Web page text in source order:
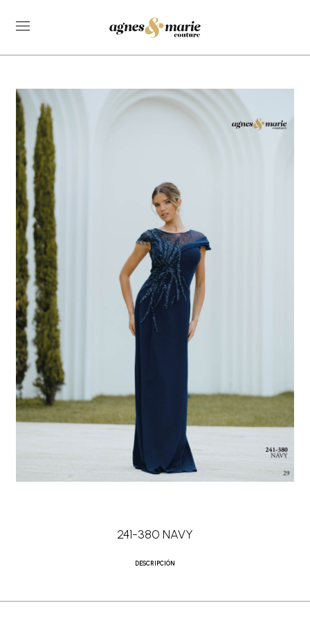
241-380 NAVY
DESCRIPCIÓN